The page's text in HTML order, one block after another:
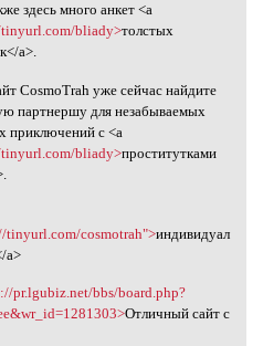
здесь много анкет <a
bliady>толстых
a>.
CosmoTrah уже сейчас найдите
партнершу для незабываемых
приключений с <a
bliady>проститутками
tinyurl.com/cosmotrah">индивидуал
a>
pr.lgubiz.net/bbs/board.php?
Отличный сайт с